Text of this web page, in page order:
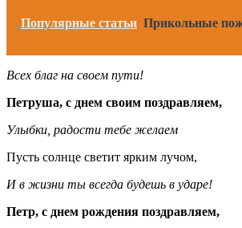
Популярные статьи Прикольные
Всех благ на своем пути!
Петруша, с днем своим поздравляем,
Улыбки, радости тебе желаем
Пусть солнце светит ярким лучом,
И в жизни ты всегда будешь в ударе!
Петр, с днем рождения поздравляем,